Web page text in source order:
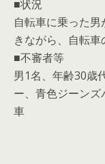
■状況
自転車に乗った
きながら、自転車
■不審者等
男1名、年齢30歳
ー、青色ジーン
車